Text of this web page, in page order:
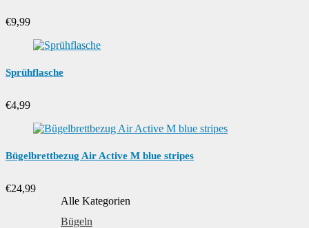
€9,99
Sprühflasche
€4,99
Bügelbrettbezug Air Active M blue stripes
€24,99
Alle Kategorien
Bügeln